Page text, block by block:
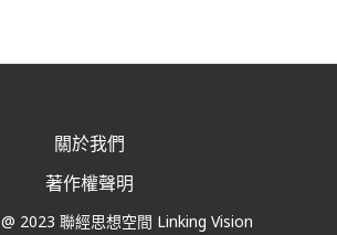
關於我們
著作權聲明
@ 2023 聯經思想空間 Linking Vision